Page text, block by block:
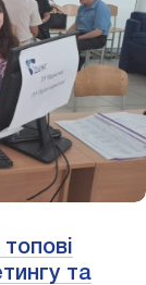
та